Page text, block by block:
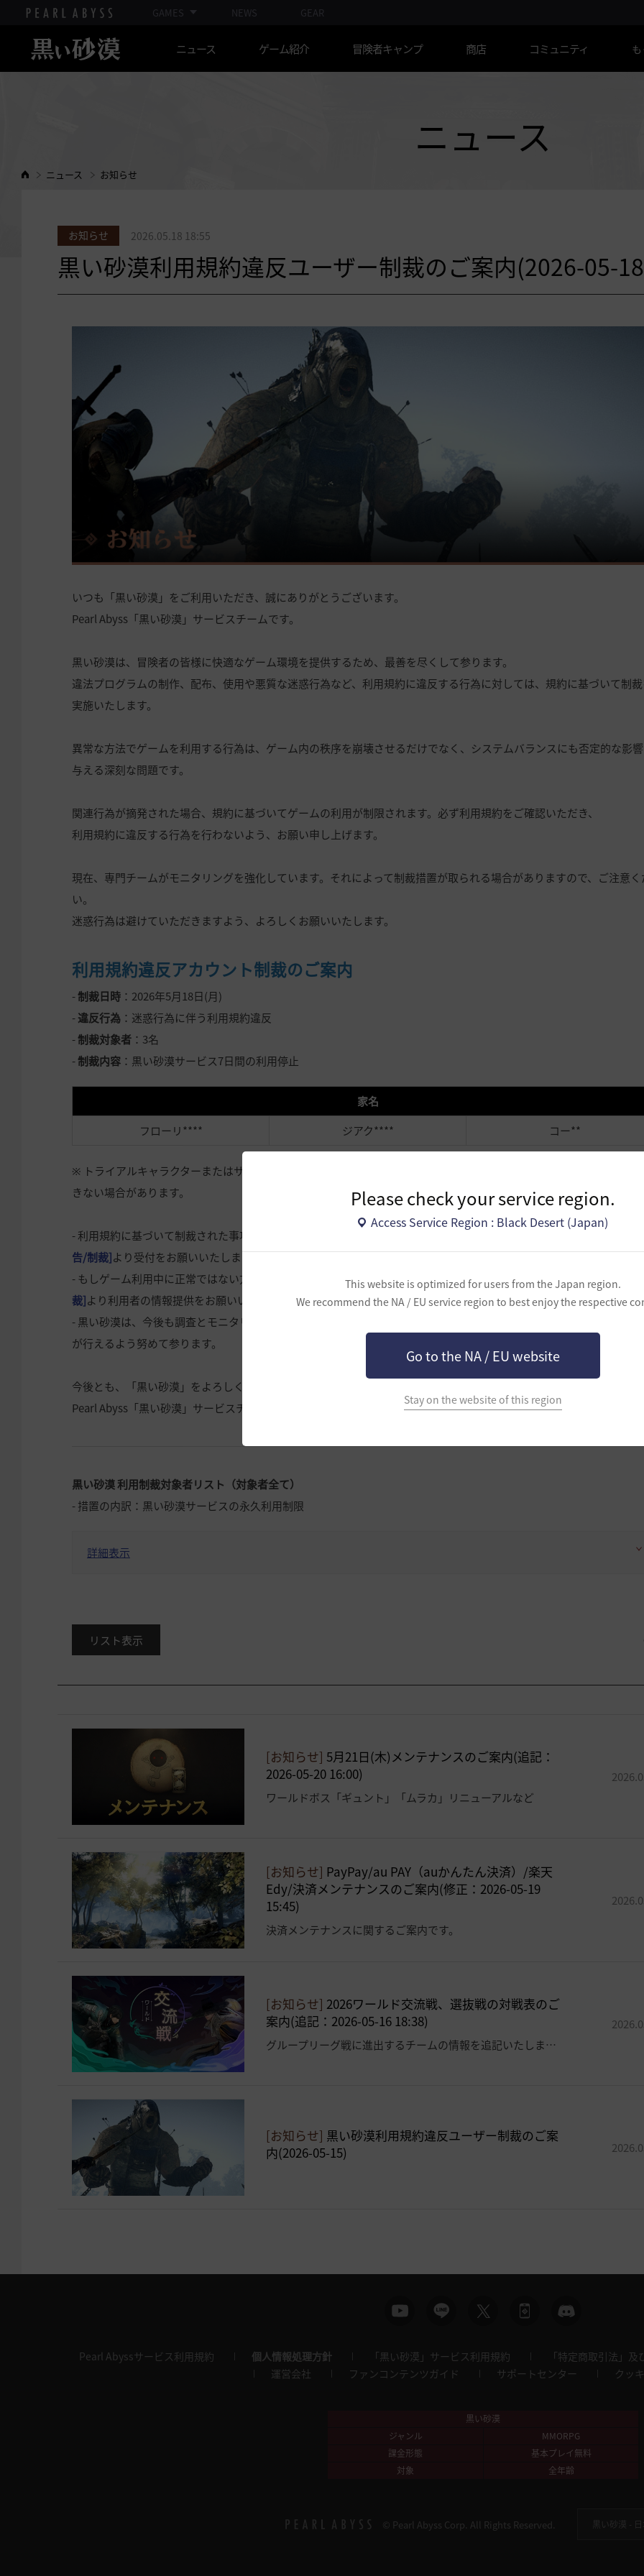
GAMES NEWS GEAR
Please check your service region.
Access Service Region : Black Desert (Japan)
This website is optimized for users from the Japan region.
We recommend the NA / EU service region to best enjoy the respective
Go to the NA / EU website
Stay on the website of this region
ニュース ゲーム紹介 冒険者キャンプ 商店 コミュニティ
ニュース
ニュース お知らせ
お知らせ 2026.05.18 18:55
黒い砂漠利用規約違反ユーザー制裁のご案内(2026-05-
いつも「黒い砂漠」をご利用いただき、誠にありがとうございます。
Pearl Abyss「黒い砂漠」サービスチームです。
黒い砂漠は、冒険者の皆様に快適なゲーム環境を提供するため、最善を尽くして参ります。
違法プログラムの制作、配布、使用や悪質な迷惑行為など、利用規約に違反する行為に対しては、規約に基づいて制裁
実施いたします。
異常な方法でゲームを利用する行為は、ゲーム内の秩序を崩壊させるだけでなく、システムバランスにも否定的な影
与える深刻な問題です。
関連行為が摘発された場合、規約に基づいてゲームの利用が制限されます。必ず利用規約をご確認いただき、
利用規約に違反する行為を行わないよう、お願い申し上げます。
現在、専門チームがモニタリングを強化しています。それによって制裁措置が取られる場合がありますので、ご注意く
い。
迷惑行為は避けていただきますよう、よろしくお願いいたします。
利用規約違反アカウント制裁のご案内
-制裁日時 ：2026年5月18日(月)
-違反行為 ：迷惑行為に伴う利用規約違反
-制裁対象者 ：3名
-制裁内容 ：黒い砂漠サービス7日間の利用停止
家名
フローリ****
ジアク**** コー**
※ トライアルキャラクターまたはサービスの利用制限措置後に退会した家門の場合、ホームページ内の友達検索が利用
きない場合があります。
- 利用規約に基づいて制裁された事項について異議を申し立てる必要がある場合、
告/制裁]より受付をお願いいたします。
- もしゲーム利用中に正常ではない方法でのゲーム利用者を発見された場合、[サポートセンター > お問い合わせ > 申告/
裁]より利用者の情報提供をお願いいたします。
- 黒い砂漠は、今後も調査とモニタリングを継続し、正常ではない方法でのゲーム利用者を探し出し、健全なゲームプレ
が行えるよう努めて参ります。
今後とも、「黒い砂漠」をよろしくお願いいたします。
Pearl Abyss「黒い砂漠」サービスチーム
黒い砂漠 利用制裁対象者リスト（対象者全て）
- 措置の内訳：黒い砂漠サービスの永久利用制限
詳細表示
リスト表示
[お知らせ] 5月21日(木)メンテナンスのご案内(追記：
2026-05-20 16:00)
ワールドボス「ギュント」「ムラカ」リニューアルなど
[お知らせ] PayPay/au PAY（auかんたん決済）/楽天
Edy/決済メンテナンスのご案内(修正：2026-05-19
15:45)
決済メンテナンスに関するご案内です。
[お知らせ] 2026ワールド交流戦、選抜戦の対戦表のご
案内(追記：2026-05-16 18:38)
グループリーグ戦に進出するチームの情報を追記いたしました。
[お知らせ] 黒い砂漠利用規約違反ユーザー制裁のご案
内(2026-05-15)
Pearl Abyssサービス利用規約 個人情報処理方針 「黒い砂漠」サービス利用規約 「特定商取引法」
運営会社
ファンコンテンツガイド サポートセンター クッ
黒い砂漠
ジャンル
MMORPG
課金形態
基本プレイ無料
対象
全年齢
黒い砂漠 -
© Pearl Abyss Corp. All Rights Reserved.